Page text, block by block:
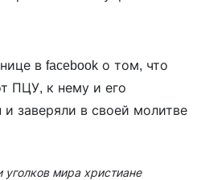
в facebook о том, что
ПЦУ, к нему и его
заверяли в своей молитве
мира христиане